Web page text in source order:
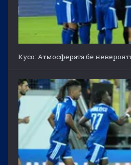
Кусо: Атмосферата бе